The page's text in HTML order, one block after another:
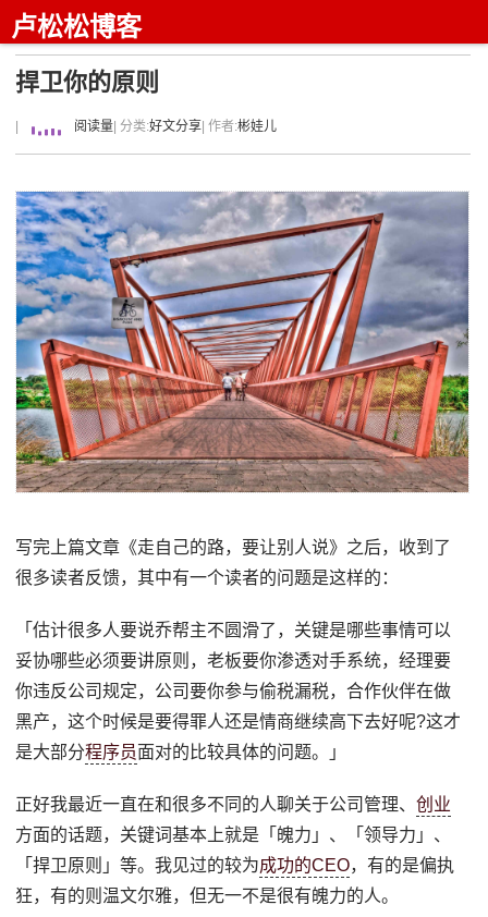
卢松松博客
捍卫你的原则
阅读量 | 分类:好文分享 | 作者:彬娃儿
写完上篇文章《走自己的路，要让别人说》之后，收到了
很多读者反馈，其中有一个读者的问题是这样的：
「估计很多人要说乔帮主不圆滑了，关键是哪些事情可以
妥协哪些必须要讲原则，老板要你渗透对手系统，经理要
你违反公司规定，公司要你参与偷税漏税，合作伙伴在做
黑产，这个时候是要得罪人还是情商继续高下去好呢?这才
是大部分程序员面对的比较具体的问题。」
正好我最近一直在和很多不同的人聊关于公司管理、创业
方面的话题，关键词基本上就是「魄力」、「领导力」、
「捍卫原则」等。我见过的较为成功的CEO，有的是偏执
狂，有的则温文尔雅，但无一不是很有魄力的人。